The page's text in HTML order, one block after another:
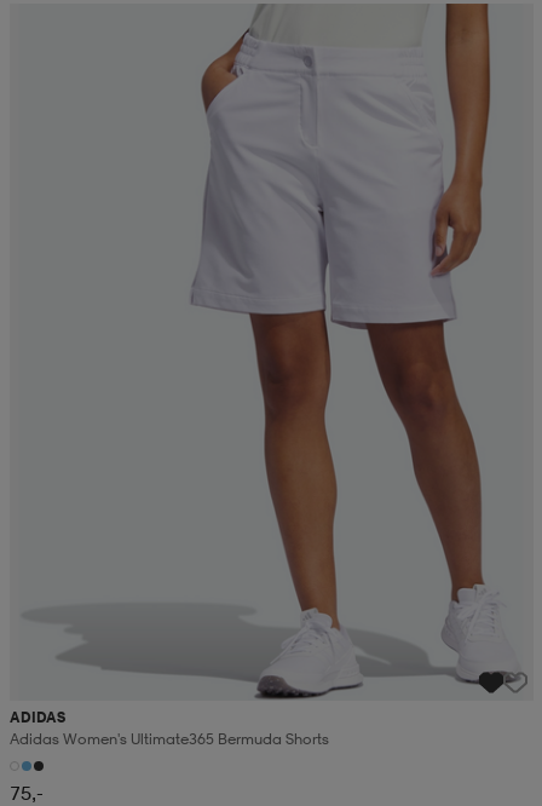
ADIDAS
Adidas Women's Ultimate365 Bermuda Shorts
75,-